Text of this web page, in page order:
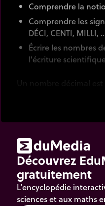
Comprendre la
Comprendre les
DÉCI, CENTI, MILLI,
Écrire les nombres
l'écriture
Un nombre décimal est
Le nombre 12,67 se
suivante :
12,67 = 12 + 0,67
Découvrez
gratuitement
L’encyclopédie
sciences et aux maths